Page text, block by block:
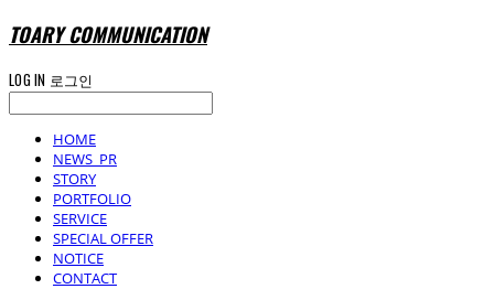
TOARY COMMUNICATION
LOG IN 로그인
HOME
NEWS_PR
STORY
PORTFOLIO
SERVICE
SPECIAL OFFER
NOTICE
CONTACT